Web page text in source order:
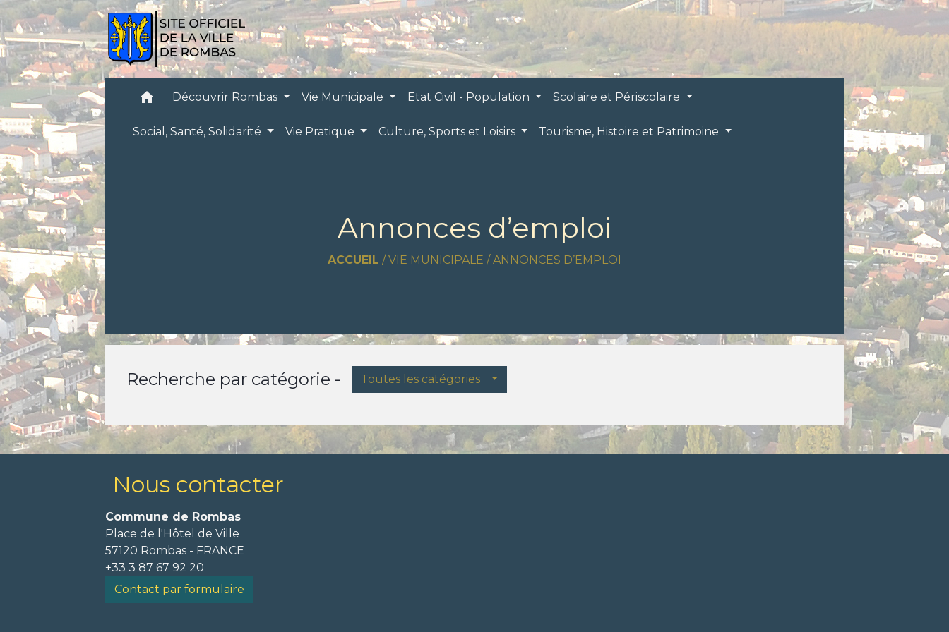
home Découvrir Rombas Vie Municipale Etat Civil - Population Scolaire et Périscolaire
Social, Santé, Solidarité Vie Pratique Culture, Sports et Loisirs Tourisme, Histoire et Patrimoine
Annonces d’emploi
ACCUEIL /VIE MUNICIPALE /ANNONCES D’EMPLOI
Recherche par catégorie - Toutes les catégories
Nous contacter
Commune de Rombas
Place de l'Hôtel de Ville
57120 Rombas - FRANCE
+33 3 87 67 92 20
Contact par formulaire